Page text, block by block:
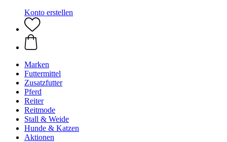
Konto erstellen
Marken
Futtermittel
Zusatzfutter
Pferd
Reiter
Reitmode
Stall & Weide
Hunde & Katzen
Aktionen